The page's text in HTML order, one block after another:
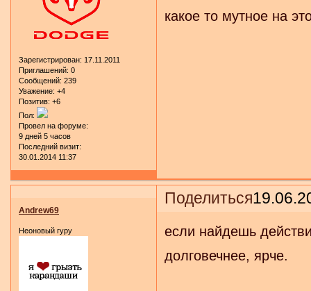
Зарегистрирован: 17.11.2011
Приглашений: 0
Сообщений: 239
Уважение: +4
Позитив: +6
Пол:
Провел на форуме:
9 дней 5 часов
Последний визит:
30.01.2014 11:37
какое то мутное на
Поделиться
Andrew69
Неоновый гуру
если найдешь
долговечнее, ярче.